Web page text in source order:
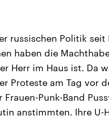
russischen Politik seit
haben die
Herr im Haus ist. Da
Proteste am Tag vor
Punk-Band
anstimmten. Ihre